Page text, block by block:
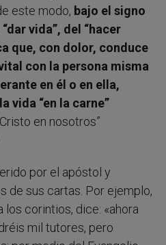
este modo, bajo el signo
vida”, del “hacer
que, con dolor, conduce
con la persona misma
en él o en ella,
vida “en la carne”
en nosotros”
por el apóstol y
de sus cartas. Por ejemplo,
los corintios, dice: «ahora
mil tutores, pero